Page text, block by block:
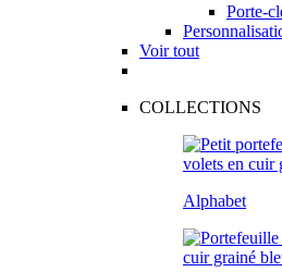
Porte-
Voir tout
COLLECTIONS
Alphabet